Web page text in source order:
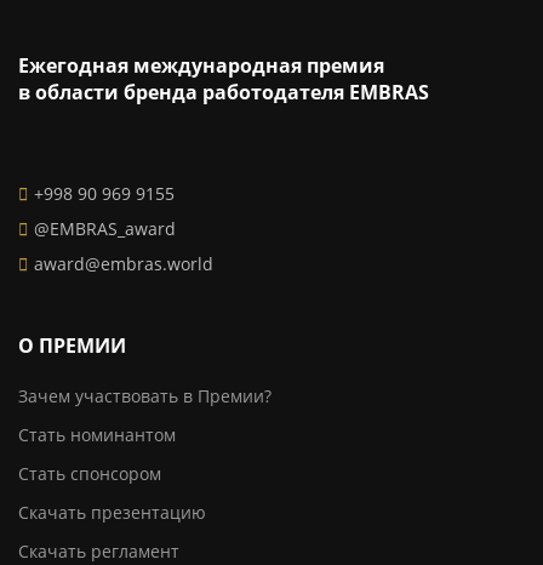
Ежегодная международная премия
в области бренда работодателя EMBRAS
+998 90 969 9155
@EMBRAS_award
award@embras.world
О ПРЕМИИ
Зачем участвовать в Премии?
Стать номинантом
Стать спонсором
Скачать презентацию
Скачать регламент